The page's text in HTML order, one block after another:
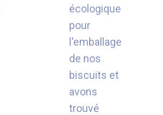
écologique
pour
l'emballage
de nos
biscuits et
avons
trouvé